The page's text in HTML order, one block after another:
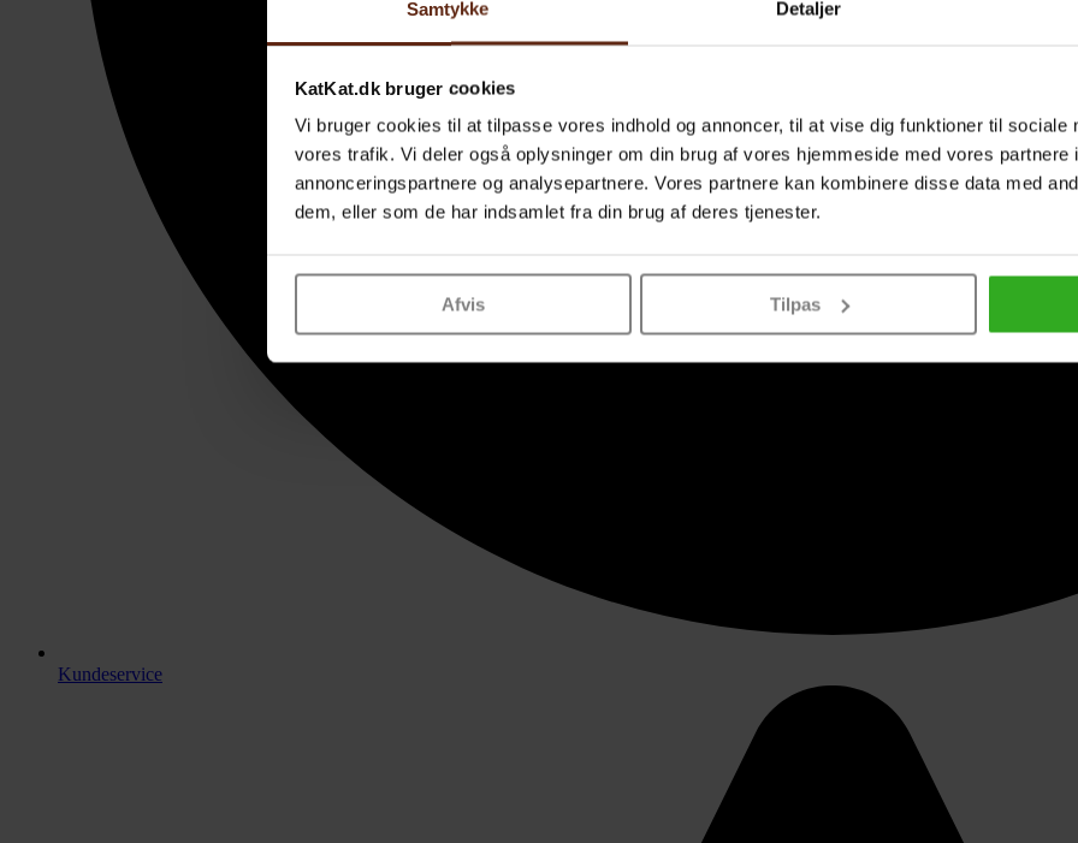
Samtykke Detaljer
KatKat.dk bruger cookies
Vi bruger cookies til at tilpasse vores indhold og annoncer, til at vise dig funktioner til sociale
vores trafik. Vi deler også oplysninger om din brug af vores hjemmeside med vores partnere
annonceringspartnere og analysepartnere. Vores partnere kan kombinere disse data med
dem, eller som de har indsamlet fra din brug af deres tjenester.
Afvis Tilpas
Kundeservice